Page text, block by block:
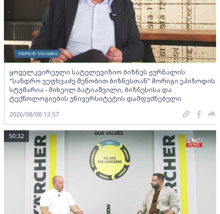
ყოველკვირეული სატელევიზიო ბიზნეს ჟურნალის
"სანდრო ვეფხვაძე შენობით ბიზნესთან" მორიგი ეპიზოდის
სტუმარია - მიხეილ ბატიაშვილი, ბიზნესისა და
ტექნოლოგიების უნივერსიტეტის დამფუძნებელი
2026/08/08 13:57
50:32